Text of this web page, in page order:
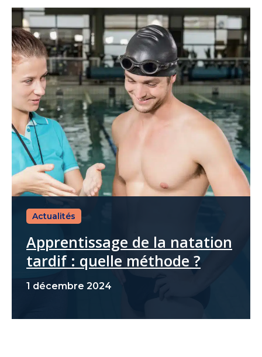
Actualités
Apprentissage de la natation
tardif : quelle méthode ?
1 décembre 2024